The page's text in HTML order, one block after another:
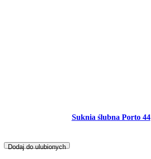
Suknia ślubna Porto 44
Dodaj do ulubionych